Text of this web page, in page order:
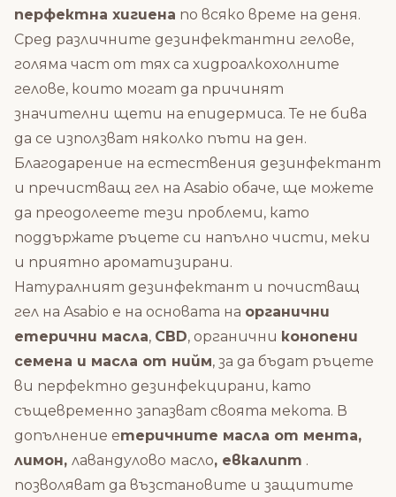
перфектна хигиена по всяко време на деня.
Сред различните дезинфектантни гелове,
голяма част от тях са хидроалкохолните
гелове, които могат да причинят
значителни щети на епидермиса. Те не бива
да се използват няколко пъти на ден.
Благодарение на естествения дезинфектант
и пречистващ гел на Asabio обаче, ще можете
да преодолеете тези проблеми, като
поддържате ръцете си напълно чисти, меки
и приятно ароматизирани.
Натуралният дезинфектант и почистващ
гел на Asabio е на основата на органични
етерични масла, CBD, органични конопени
семена и масла от нийм, за да бъдат ръцете
ви перфектно дезинфекцирани, като
същевременно запазват своята мекота. В
допълнение етеричните масла от мента,
лимон, лавандулово масло, евкалипт .
позволяват да възстановите и защитите